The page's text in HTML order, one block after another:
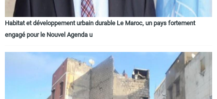
Régions
Habitat et développement urbain durable Le Maroc, un pays fortement
engagé pour le Nouvel Agenda u